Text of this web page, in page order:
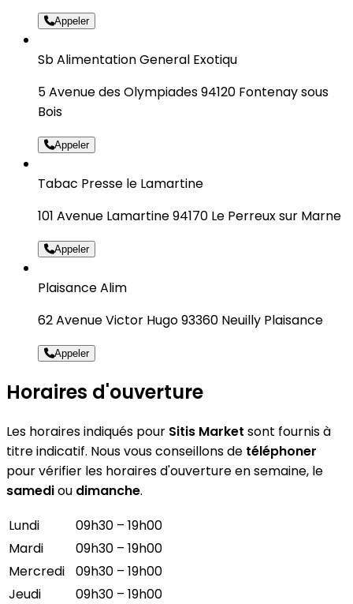
Appeler
Sb Alimentation General Exotiqu
5 Avenue des Olympiades 94120 Fontenay sous
Bois
Appeler
Tabac Presse le Lamartine
101 Avenue Lamartine 94170 Le Perreux sur Marne
Appeler
Plaisance Alim
62 Avenue Victor Hugo 93360 Neuilly Plaisance
Appeler
Horaires d'ouverture
Les horaires indiqués pour Sitis Market sont fournis à
titre indicatif. Nous vous conseillons de téléphoner
pour vérifier les horaires d'ouverture en semaine, le
samediou dimanche.
Lundi
09h30 – 19h00
Mardi
09h30 – 19h00
Mercredi
09h30 – 19h00
Jeudi
09h30 – 19h00